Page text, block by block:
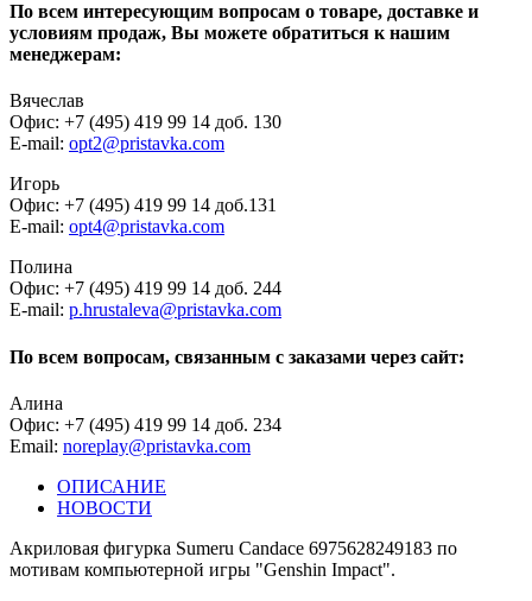
По всем интересующим вопросам о товаре, доставке и
условиям продаж, Вы можете обратиться к нашим
менеджерам:
Вячеслав
Офис: +7 (495) 419 99 14 доб. 130
E-mail: opt2@pristavka.com
Игорь
Офис: +7 (495) 419 99 14 доб.131
E-mail: opt4@pristavka.com
Полина
Офис: +7 (495) 419 99 14 доб. 244
E-mail: p.hrustaleva@pristavka.com
По всем вопросам, связанным с заказами через сайт:
Алина
Офис: +7 (495) 419 99 14 доб. 234
Email: noreplay@pristavka.com
ОПИСАНИЕ
НОВОСТИ
Акриловая фигурка Sumeru Candace 6975628249183 по
мотивам компьютерной игры "Genshin Impact".